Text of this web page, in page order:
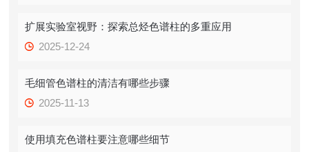
扩展实验室视野：探索总烃色谱柱的多重应用
2025-12-24
毛细管色谱柱的清洁有哪些步骤
2025-11-13
使用填充色谱柱要注意哪些细节